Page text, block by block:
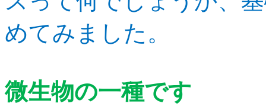
めてみました。
微生物の一種です